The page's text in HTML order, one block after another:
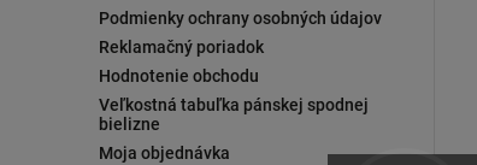
Podmienky ochrany osobných údajov
Reklamačný poriadok
Hodnotenie obchodu
Veľkostná tabuľka pánskej spodnej
bielizne
Moja objednávka